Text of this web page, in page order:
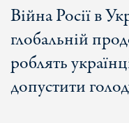
Війна Росії в
глобальній
роблять
допустити